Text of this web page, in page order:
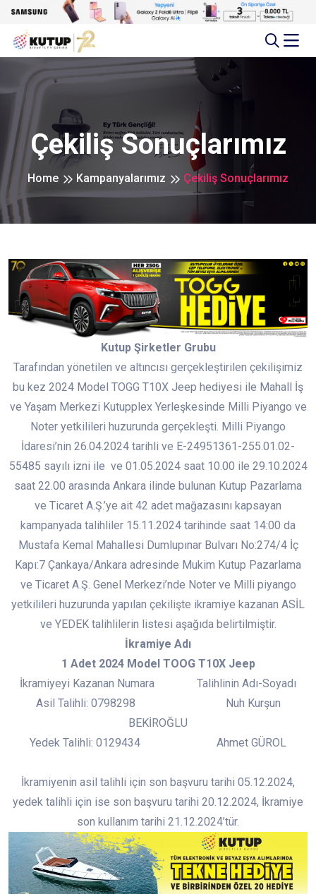
Çekiliş Sonuçlarımız
Home Kampanyalarımız Çekiliş Sonuçlarımız
Kutup Şirketler Grubu
Tarafından yönetilen ve altıncısı gerçekleştirilen çekilişimiz
bu kez 2024 Model TOGG T10X Jeep hediyesi ile Mahall İş
ve Yaşam Merkezi Kutupplex Yerleşkesinde Milli Piyango ve
Noter yetkilileri huzurunda gerçekleşti. Milli Piyango
İdaresi’nin 26.04.2024 tarihli ve E-24951361-255.01.02-
55485 sayılı izni ile ve 01.05.2024 saat 10.00 ile 29.10.2024
saat 22.00 arasında Ankara ilinde bulunan Kutup Pazarlama
ve Ticaret A.Ş.’ye ait 42 adet mağazasını kapsayan
kampanyada talihliler 15.11.2024 tarihinde saat 14:00 da
Mustafa Kemal Mahallesi Dumlupınar Bulvarı No:274/4 İç
Kapı:7 Çankaya/Ankara adresinde Mukim Kutup Pazarlama
ve Ticaret A.Ş. Genel Merkezi’nde Noter ve Milli piyango
yetkilileri huzurunda yapılan çekilişte ikramiye kazanan ASİL
ve YEDEK talihlilerin listesi aşağıda belirtilmiştir.
İkramiye Adı
1 Adet 2024 Model TOOG T10X Jeep
İkramiyeyi Kazanan Numara Talihlinin Adı-Soyadı
Asil Talihli: 0798298 Nuh Kurşun
BEKİROĞLU
Yedek Talihli: 0129434 Ahmet GÜROL
İkramiyenin asil talihli için son başvuru tarihi 05.12.2024,
yedek talihli için ise son başvuru tarihi 20.12.2024, İkramiye
son kullanım tarihi 21.12.2024’tür.